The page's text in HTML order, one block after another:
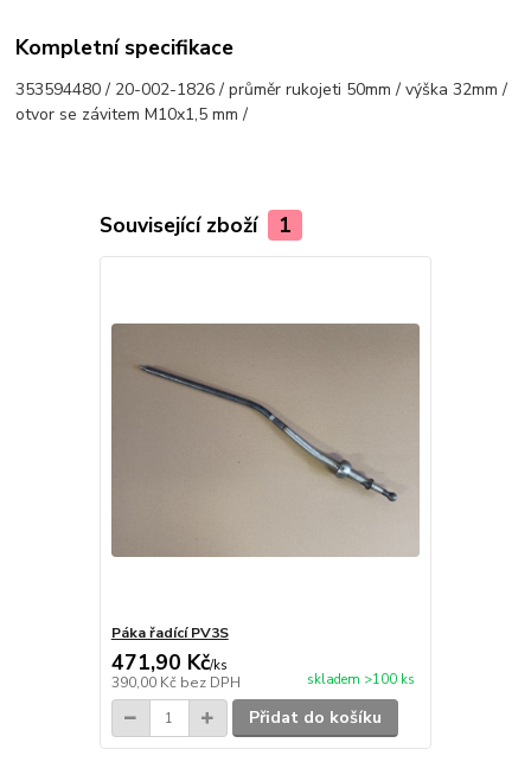
Kompletní specifikace
353594480 / 20-002-1826 / průměr rukojeti 50mm / výška 32mm /
otvor se závitem M10x1,5 mm /
Související zboží 1
Páka řadící PV3S
471,90 Kč/ks
390,00 Kč bez DPH skladem >100 ks
Přidat do košíku